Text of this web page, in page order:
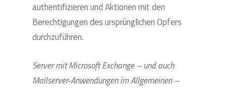
authentifizieren und Aktionen mit den
Berechtigungen des ursprünglichen Opfers
durchzuführen.
Server mit Microsoft Exchange – und auch
Mailserver-Anwendungen im Allgemeinen –